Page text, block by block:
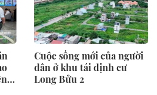
Cuộc sống mới của người
dân ở khu tái định cư
Long Bửu 2